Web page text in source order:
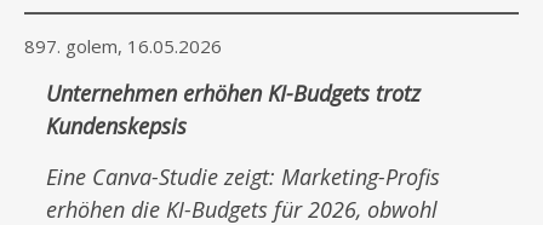
897. golem, 16.05.2026
Unternehmen erhöhen KI-Budgets trotz
Kundenskepsis
Eine Canva-Studie zeigt: Marketing-Profis
erhöhen die KI-Budgets für 2026, obwohl